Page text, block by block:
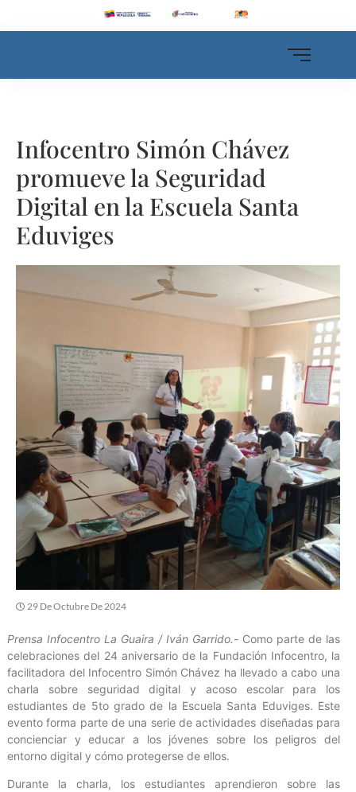
Infocentro Simón Chávez
promueve la Seguridad
Digital en la Escuela Santa
Eduviges
29 De Octubre De 2024
Prensa Infocentro La Guaira / Iván Garrido.- Como parte de las
celebraciones del 24 aniversario de la Fundación Infocentro, la
facilitadora del Infocentro Simón Chávez ha llevado a cabo una
charla sobre seguridad digital y acoso escolar para los
estudiantes de 5to grado de la Escuela Santa Eduviges. Este
evento forma parte de una serie de actividades diseñadas para
concienciar y educar a los jóvenes sobre los peligros del
entorno digital y cómo protegerse de ellos.
Durante la charla, los estudiantes aprendieron sobre las